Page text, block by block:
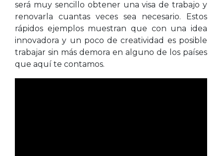
será muy sencillo obtener una visa de trabajo y
renovarla cuantas veces sea necesario. Estos
rápidos ejemplos muestran que con una idea
innovadora y un poco de creatividad es posible
trabajar sin más demora en alguno de los países
que aquí te contamos.